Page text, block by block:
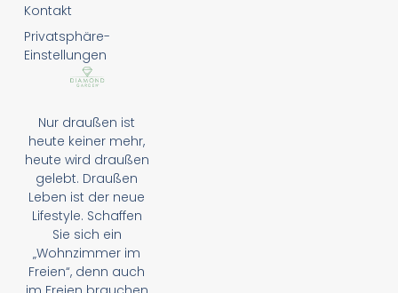
Nur draußen ist
heute keiner mehr,
heute wird draußen
gelebt. Draußen
Leben ist der neue
Lifestyle. Schaffen
Sie sich ein
„Wohnzimmer im
Freien“, denn auch
Kontakt
Privatsphäre-
Einstellungen